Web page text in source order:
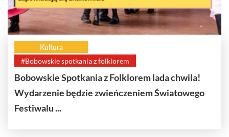
Kultura
#Bobowskie spotkania z folklorem
Bobowskie Spotkania z Folklorem lada chwila!
Wydarzenie będzie zwieńczeniem Światowego
Festiwalu ...